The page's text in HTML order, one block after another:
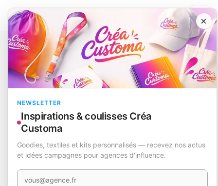
×
NEWSLETTER
Inspirations & coulisses Créa
Customa
Goodies, textiles et kits personnalisés — recevez nos actus
et idées campagnes pour agences d'influence.
Votre e-mail
Catalogue Technologie et accessoires Sablier Drykes
EN STOCK